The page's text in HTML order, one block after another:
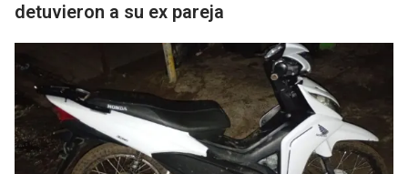
detuvieron a su ex pareja